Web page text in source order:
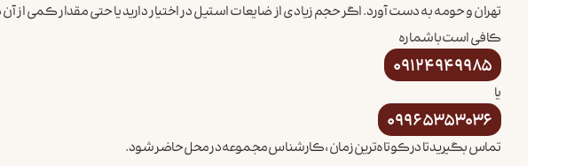
تهران و حومه به دست آورد. اگر حجم زیادی از ضایعات استیل در اختیار دارید یا حتی مقدار کمی
کافی است با شماره
09124949985
یا
09965353036
تماس بگیرید تا در کوتاه‌ترین زمان، کارشناس مجموعه در محل حاضر شود.